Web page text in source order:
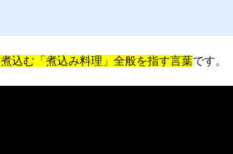
込む「煮込み料理」全般を指す言葉です。